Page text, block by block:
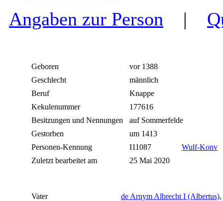
Angaben zur Person |
Geboren
vor 1388
Geschlecht
männlich
Beruf
Knappe
Kekulenummer
177616
Besitzungen und Nennungen
auf Sommerfelde
Gestorben
um 1413
Personen-Kennung
I11087
Wulf-Konv
Zuletzt bearbeitet am
25 Mai 2020
Vater de Arnym Albrecht I (Albertus)